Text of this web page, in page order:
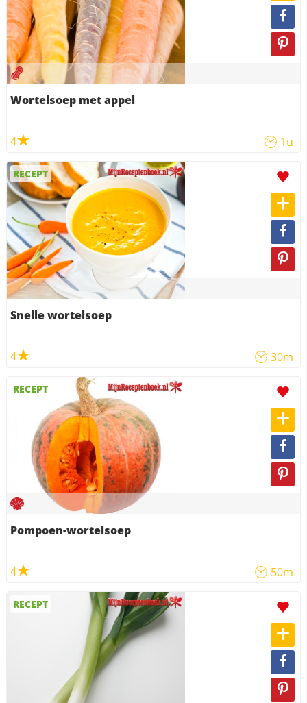
Wortelsoep met appel
4 1u
RECEPT
Snelle wortelsoep
4 30m
RECEPT
Pompoen-wortelsoep
4 50m
RECEPT